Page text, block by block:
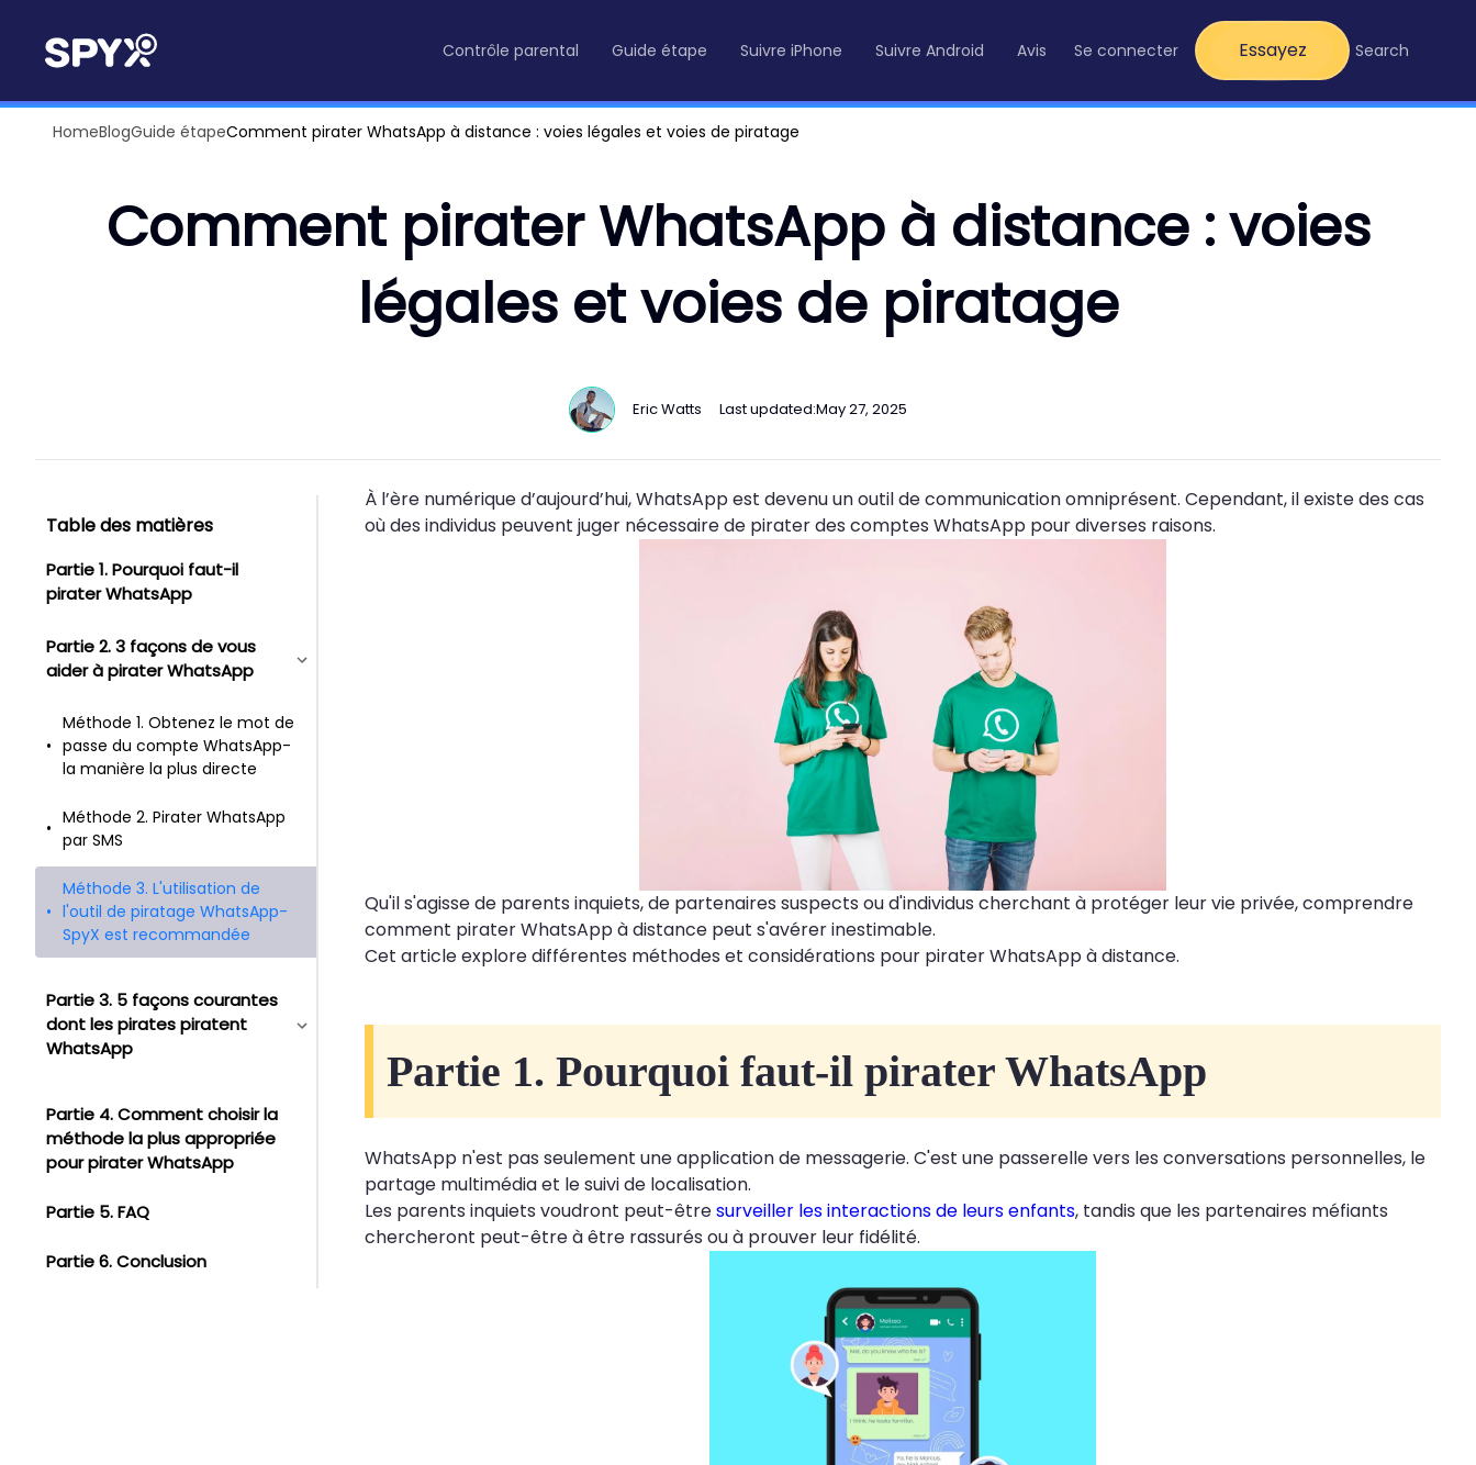
Contrôle parental Guide étape Suivre iPhone Suivre Android Avis Se connecter Essayez Search
HomeBlogGuide étapeComment pirater WhatsApp à distance : voies légales et voies de piratage
Comment pirater WhatsApp à distance : voies
légales et voies de piratage
Eric Watts Last updated:May 27, 2025
Table des matières
Partie 1. Pourquoi faut-il
pirater WhatsApp
Partie 2. 3 façons de vous
aider à pirater WhatsApp
Méthode 1. Obtenez le mot de
passe du compte WhatsApp-
la manière la plus directe
Méthode 2. Pirater WhatsApp
par SMS
Méthode 3. L'utilisation de
l'outil de piratage WhatsApp-
SpyX est recommandée
Partie 3. 5 façons courantes
dont les pirates piratent
WhatsApp
Partie 4. Comment choisir la
méthode la plus appropriée
pour pirater WhatsApp
Partie 5. FAQ
Partie 6. Conclusion
À l’ère numérique d’aujourd’hui, WhatsApp est devenu un outil de communication omniprésent. Cependant, il existe des cas
où des individus peuvent juger nécessaire de pirater des comptes WhatsApp pour diverses raisons.
Qu'il s'agisse de parents inquiets, de partenaires suspects ou d'individus cherchant à protéger leur vie privée, comprendre
comment pirater WhatsApp à distance peut s'avérer inestimable.
Cet article explore différentes méthodes et considérations pour pirater WhatsApp à distance.
Partie 1. Pourquoi faut-il pirater WhatsApp
WhatsApp n'est pas seulement une application de messagerie. C'est une passerelle vers les conversations personnelles, le
partage multimédia et le suivi de localisation.
Les parents inquiets voudront peut-êtresurveiller les interactions de leurs enfants, tandis que les partenaires méfiants
chercheront peut-être à être rassurés ou à prouver leur fidélité.